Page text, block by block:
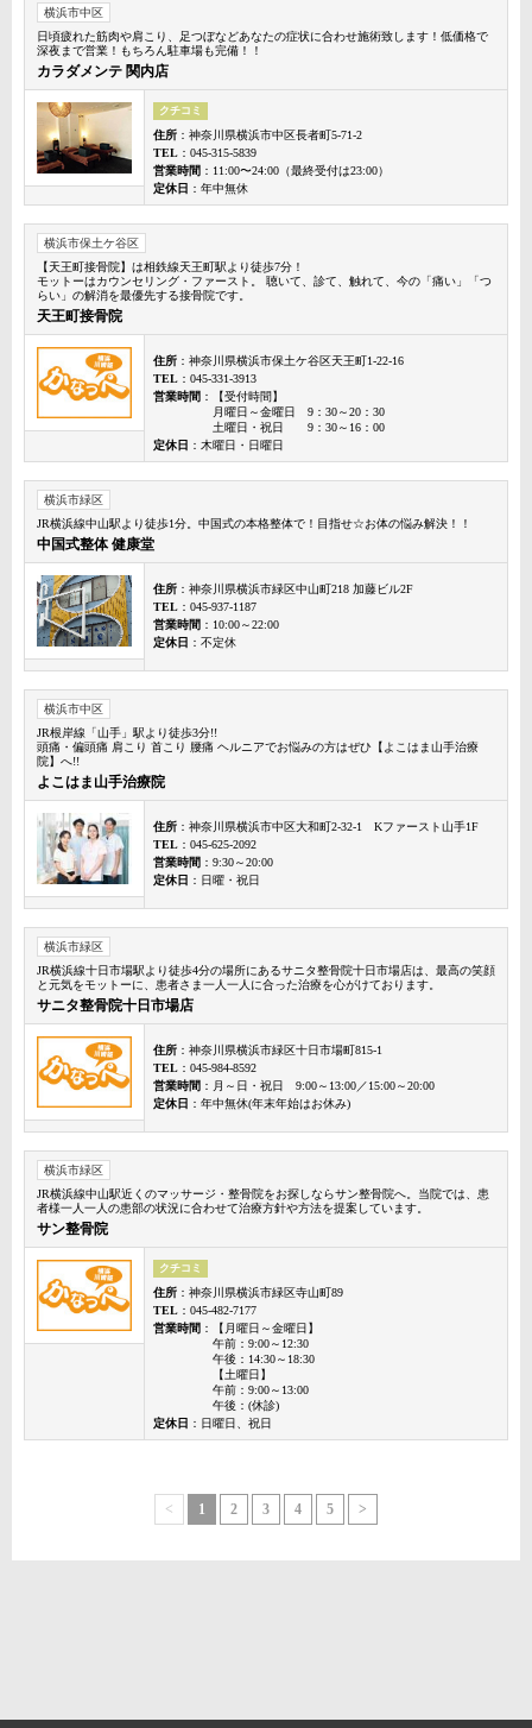
横浜市中区
日頃疲れた筋肉や肩こり、足つぼなどあなたの症状に合わせ施術致します！低価格で
深夜まで営業！もちろん駐車場も完備！！
カラダメンテ 関内店
クチコミ
住所 ：神奈川県横浜市中区長者町5-71-2
TEL ：045-315-5839
営業時間 ：11:00〜24:00（最終受付は23:00）
定休日 ：年中無休
横浜市保土ケ谷区
【天王町接骨院】は相鉄線天王町駅より徒歩7分！
モットーはカウンセリング・ファースト。 聴いて、診て、触れて、今の「痛い」「つ
らい」の解消を最優先する接骨院です。
天王町接骨院
住所 ：神奈川県横浜市保土ケ谷区天王町1-22-16
TEL ：045-331-3913
営業時間 ：【受付時間】
月曜日～金曜日 9：30～20：30
土曜日・祝日 9：30～16：00
定休日 ：木曜日・日曜日
横浜市緑区
JR横浜線中山駅より徒歩1分。中国式の本格整体で！目指せ☆お体の悩み解決！！
中国式整体 健康堂
住所 ：神奈川県横浜市緑区中山町218 加藤ビル2F
TEL ：045-937-1187
営業時間 ：10:00～22:00
定休日 ：不定休
横浜市中区
JR根岸線「山手」駅より徒歩3分!!
頭痛・偏頭痛 肩こり 首こり 腰痛 ヘルニアでお悩みの方はぜひ【よこはま山手治療
院】へ!!
よこはま山手治療院
住所 ：神奈川県横浜市中区大和町2-32-1 Kファースト山手1F
TEL ：045-625-2092
営業時間 ：9:30～20:00
定休日 ：日曜・祝日
横浜市緑区
JR横浜線十日市場駅より徒歩4分の場所にあるサニタ整骨院十日市場店は、最高の笑顔
と元気をモットーに、患者さま一人一人に合った治療を心がけております。
サニタ整骨院十日市場店
住所 ：神奈川県横浜市緑区十日市場町815-1
TEL ：045-984-8592
営業時間 ：月～日・祝日 9:00～13:00／15:00～20:00
定休日 ：年中無休(年末年始はお休み)
横浜市緑区
JR横浜線中山駅近くのマッサージ・整骨院をお探しならサン整骨院へ。当院では、患
者様一人一人の患部の状況に合わせて治療方針や方法を提案しています。
サン整骨院
クチコミ
住所 ：神奈川県横浜市緑区寺山町89
TEL ：045-482-7177
営業時間 ：【月曜日～金曜日】
午前：9:00～12:30
午後：14:30～18:30
【土曜日】
午前：9:00～13:00
午後：(休診)
定休日 ：日曜日、祝日
< 1 2 3 4 5 >